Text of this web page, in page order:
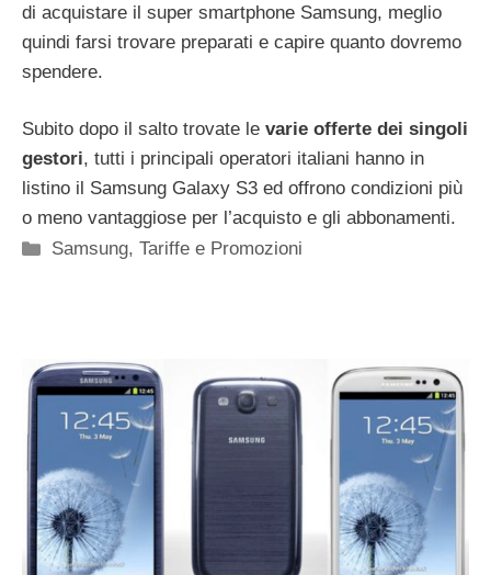
di acquistare il super smartphone Samsung, meglio
quindi farsi trovare preparati e capire quanto dovremo
spendere.
Subito dopo il salto trovate le varie offerte dei singoli
gestori, tutti i principali operatori italiani hanno in
listino il Samsung Galaxy S3 ed offrono condizioni più
o meno vantaggiose per l’acquisto e gli abbonamenti.
Categorie
Samsung,Tariffe e Promozioni